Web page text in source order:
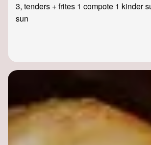
3, tenders + frites 1 compote 1 kinder
sun